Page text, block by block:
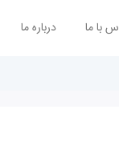
با ما درباره ما